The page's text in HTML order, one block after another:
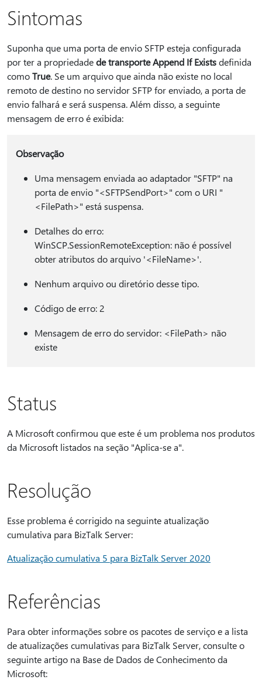
Sintomas
Suponha que uma porta de envio SFTP esteja configurada
por ter a propriedadede transporte Append If Existsdefinida
comoTrue. Se um arquivo que ainda não existe no local
remoto de destino no servidor SFTP for enviado, a porta de
envio falhará e será suspensa. Além disso, a seguinte
mensagem de erro é exibida:
Observação
Uma mensagem enviada ao adaptador "SFTP" na
porta de envio "<SFTPSendPort>" com o URI "
<FilePath>" está suspensa.
Detalhes do erro:
WinSCP.SessionRemoteException: não é possível
obter atributos do arquivo '<FileName>'.
Nenhum arquivo ou diretório desse tipo.
Código de erro: 2
Mensagem de erro do servidor: <FilePath> não
existe
Status
A Microsoft confirmou que este é um problema nos produtos
da Microsoft listados na seção "Aplica-se a".
Resolução
Esse problema é corrigido na seguinte atualização
cumulativa para BizTalk Server:
Atualização cumulativa 5 para BizTalk Server 2020
Referências
Para obter informações sobre os pacotes de serviço e a lista
de atualizações cumulativas para BizTalk Server, consulte o
seguinte artigo na Base de Dados de Conhecimento da
Microsoft: